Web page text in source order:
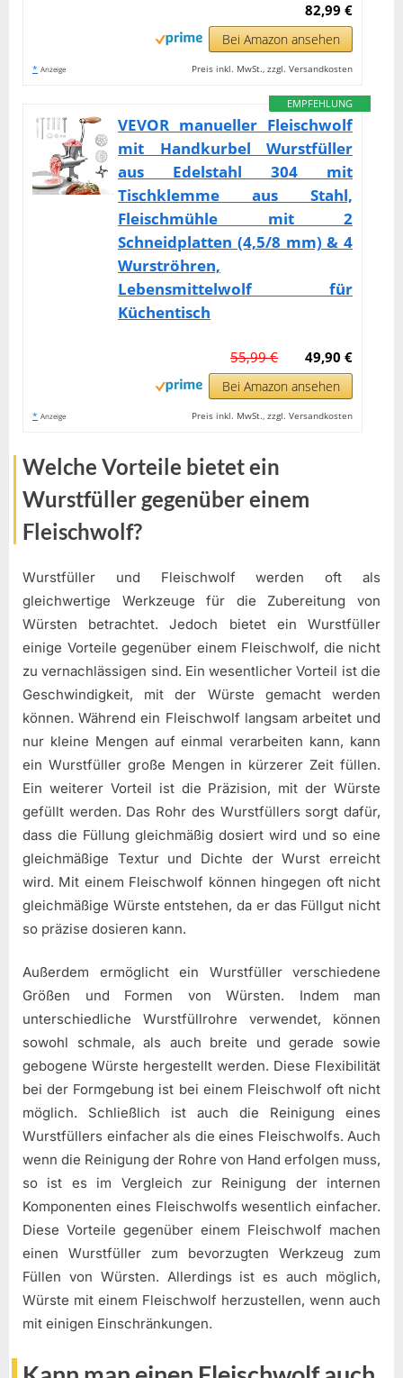
82,99 €
Bei Amazon ansehen
* Anzeige Preis inkl. MwSt., zzgl. Versandkosten
EMPFEHLUNG
VEVOR manueller Fleischwolf
mit Handkurbel Wurstfüller
aus Edelstahl 304 mit
Tischklemme aus Stahl,
Fleischmühle mit 2
Schneidplatten (4,5/8 mm) & 4
Wurströhren,
Lebensmittelwolf für
Küchentisch
49,90 €
55,99 €
Bei Amazon ansehen
* Anzeige Preis inkl. MwSt., zzgl. Versandkosten
Welche Vorteile bietet ein
Wurstfüller gegenüber einem
Fleischwolf?
Wurstfüller und Fleischwolf werden oft als
gleichwertige Werkzeuge für die Zubereitung von
Würsten betrachtet. Jedoch bietet ein Wurstfüller
einige Vorteile gegenüber einem Fleischwolf, die nicht
zu vernachlässigen sind. Ein wesentlicher Vorteil ist die
Geschwindigkeit, mit der Würste gemacht werden
können. Während ein Fleischwolf langsam arbeitet und
nur kleine Mengen auf einmal verarbeiten kann, kann
ein Wurstfüller große Mengen in kürzerer Zeit füllen.
Ein weiterer Vorteil ist die Präzision, mit der Würste
gefüllt werden. Das Rohr des Wurstfüllers sorgt dafür,
dass die Füllung gleichmäßig dosiert wird und so eine
gleichmäßige Textur und Dichte der Wurst erreicht
wird. Mit einem Fleischwolf können hingegen oft nicht
gleichmäßige Würste entstehen, da er das Füllgut nicht
so präzise dosieren kann.
Außerdem ermöglicht ein Wurstfüller verschiedene
Größen und Formen von Würsten. Indem man
unterschiedliche Wurstfüllrohre verwendet, können
sowohl schmale, als auch breite und gerade sowie
gebogene Würste hergestellt werden. Diese Flexibilität
bei der Formgebung ist bei einem Fleischwolf oft nicht
möglich. Schließlich ist auch die Reinigung eines
Wurstfüllers einfacher als die eines Fleischwolfs. Auch
wenn die Reinigung der Rohre von Hand erfolgen muss,
so ist es im Vergleich zur Reinigung der internen
Komponenten eines Fleischwolfs wesentlich einfacher.
Diese Vorteile gegenüber einem Fleischwolf machen
einen Wurstfüller zum bevorzugten Werkzeug zum
Füllen von Würsten. Allerdings ist es auch möglich,
Würste mit einem Fleischwolf herzustellen, wenn auch
mit einigen Einschränkungen.